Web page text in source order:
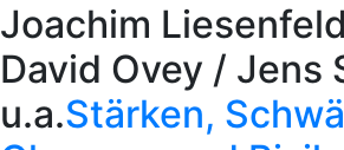
Joachim
David Ovey / Jens
u.a.Stärken,